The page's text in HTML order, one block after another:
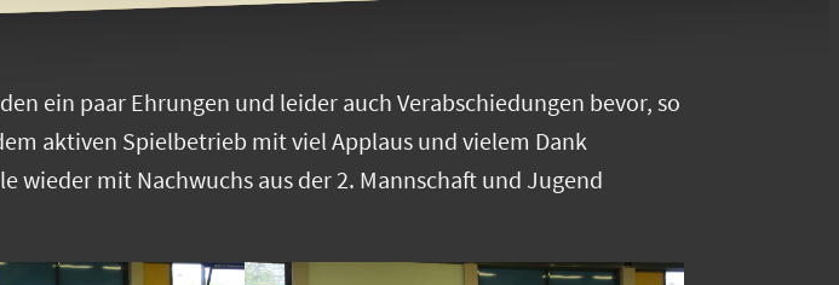
ein paar Ehrungen und leider auch Verabschiedungen bevor, so
aktiven Spielbetrieb mit viel Applaus und vielem Dank
wieder mit Nachwuchs aus der 2. Mannschaft und Jugend